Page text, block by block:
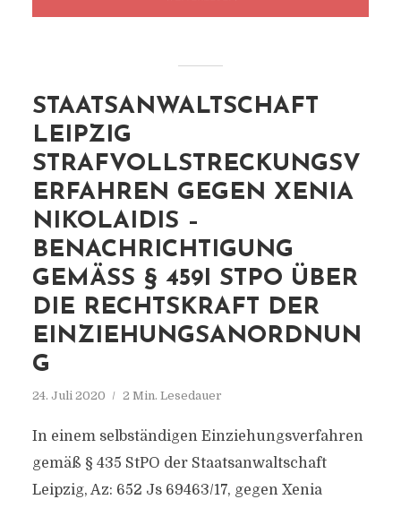
STAATSANWALTSCHAFT
LEIPZIG
STRAFVOLLSTRECKUNGSV
ERFAHREN GEGEN XENIA
NIKOLAIDIS –
BENACHRICHTIGUNG
GEMÄSS § 459I STPO ÜBER D
IE RECHTSKRAFT DER E
INZIEHUNGSANORDNUNG
24. Juli 2020 2 Min. Lesedauer
In einem selbständigen Einziehungsverfahren
gemäß § 435 StPO der Staatsanwaltschaft
Leipzig, Az: 652 Js 69463/17, gegen Xenia